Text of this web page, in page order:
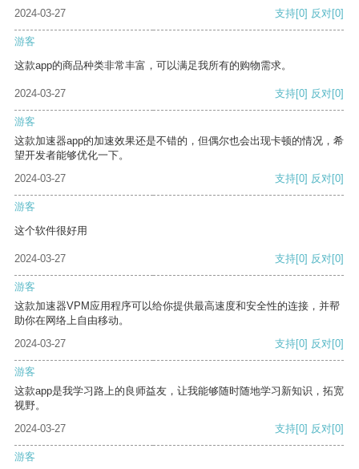
2024-03-27
支持[0] 反对[0]
游客
这款app的商品种类非常丰富，可以满足我所有的购物需求。
2024-03-27 支持[0] 反对[0]
游客
这款加速器app的加速效果还是不错的，但偶尔也会出现卡顿的情况，希
望开发者能够优化一下。
2024-03-27
支持[0] 反对[0]
游客
这个软件很好用
2024-03-27 支持[0] 反对[0]
游客
这款加速器VPM应用程序可以给你提供最高速度和安全性的连接，并帮
助你在网络上自由移动。
2024-03-27
支持[0] 反对[0]
游客
这款app是我学习路上的良师益友，让我能够随时随地学习新知识，拓宽
视野。
2024-03-27
支持[0] 反对[0]
游客